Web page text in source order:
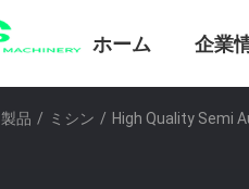
ホーム 企業
製品 / ミシン / High Quality Semi